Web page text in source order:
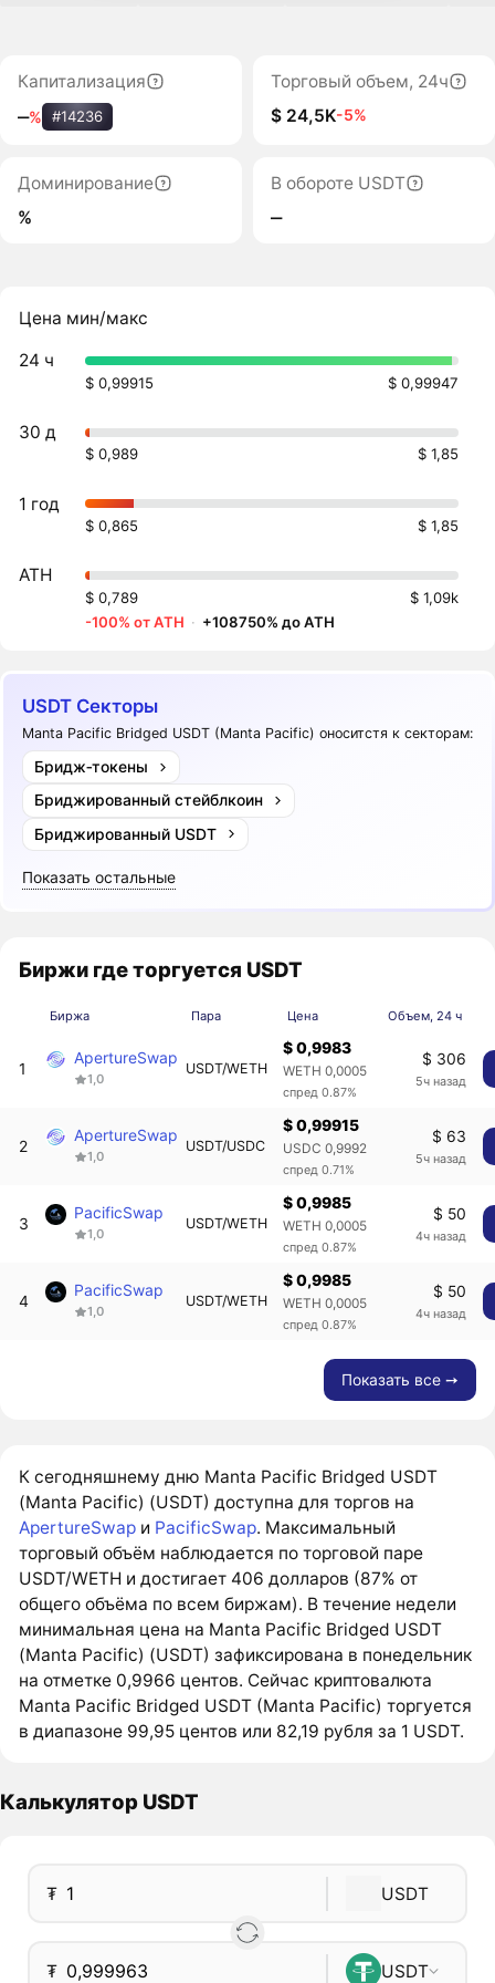
Капитализация
‒% #14236
Торговый объем, 24ч
$ 24,5K-5%
Доминирование
%
В обороте USDT
‒
Цена мин/макс
24 ч
$ 0,99915 $ 0,99947
30 д
$ 0,989 $ 1,85
1 год
$ 0,865 $ 1,85
ATH
$ 0,789
$ 1,09k
-100% от ATH · +108750% до ATH
USDT Секторы
Manta Pacific Bridged USDT (Manta Pacific) оноситстя к секторам:
Бридж‑токены
Бриджированный стейблкоин
Бриджированный USDT
Показать остальные
Биржи где торгуется USDT
Биржа Пара Цена Объем, 24 ч
1
ApertureSwap
1,0
USDT/WETH
$ 0,9983
WETH 0,0005
спред 0.87%
$ 306
5ч назад
2
ApertureSwap
1,0
USDT/USDC
$ 0,99915
USDC 0,9992
спред 0.71%
$ 63
5ч назад
3
PacificSwap
1,0
USDT/WETH
$ 0,9985
WETH 0,0005
спред 0.87%
$ 50
4ч назад
4
PacificSwap
1,0
USDT/WETH
$ 0,9985
WETH 0,0005
спред 0.87%
$ 50
4ч назад
Показать все ➙
К сегодняшнему дню Manta Pacific Bridged USDT
(Manta Pacific) (USDT) доступна для торгов на
ApertureSwap и PacificSwap. Максимальный
торговый объём наблюдается по торговой паре
USDT/WETH и достигает 406 долларов (87% от
общего объёма по всем биржам). В течение недели
минимальная цена на Manta Pacific Bridged USDT
(Manta Pacific) (USDT) зафиксирована в понедельник
на отметке 0,9966 центов. Сейчас криптовалюта
Manta Pacific Bridged USDT (Manta Pacific) торгуется
в диапазоне 99,95 центов или 82,19 рубля за 1 USDT.
Калькулятор USDT
₮ USDT
₮ USDT